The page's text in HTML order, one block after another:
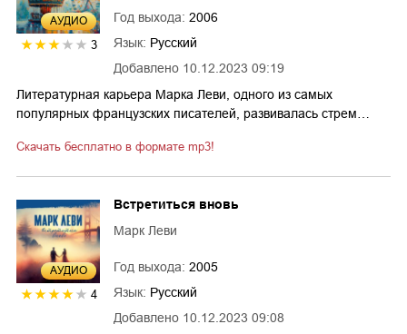
AУДИО
3
Добавлено 10.12.2023 09:19
Год выхода: 2006
Язык: Русский
Литературная карьера Марка Леви, одного из самых
популярных французских писателей, развивалась стрем…
Скачать бесплатно в формате mp3!
AУДИО
4
Добавлено 10.12.2023 09:08
Встретиться вновь
Марк Леви
Год выхода: 2005
Язык: Русский